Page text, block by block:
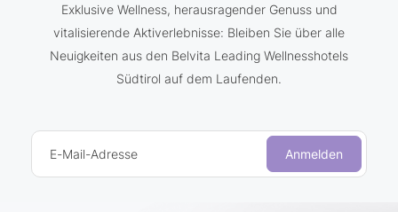
Exklusive Wellness, herausragender Genuss und
vitalisierende Aktiverlebnisse: Bleiben Sie über alle
Neuigkeiten aus den Belvita Leading Wellnesshotels
Südtirol auf dem Laufenden.
E-Mail-Adresse Anmelden